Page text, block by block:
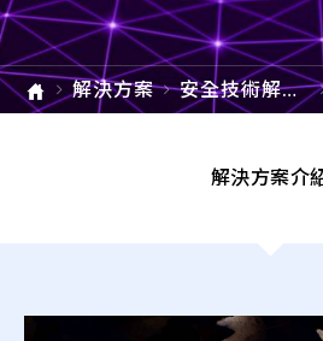
ARMIS
解決方案
安全技術解決
方案
解決方案介